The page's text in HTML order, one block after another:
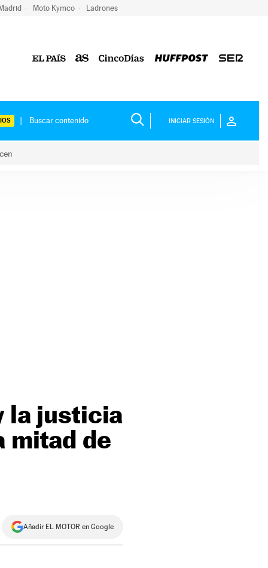
Moto Kymco Ladrones
INICIAR SESIÓN
la justicia
mitad de
Añadir EL MOTOR en Google